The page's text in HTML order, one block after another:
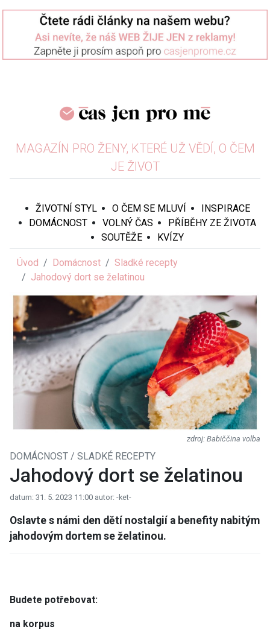
MAGAZÍN PRO ŽENY, KTERÉ UŽ VĚDÍ, O ČEM
JE ŽIVOT
ŽIVOTNÍ STYL O ČEM SE MLUVÍ
INSPIRACE
DOMÁCNOST
VOLNÝ ČAS
PŘÍBĚHY ZE ŽIVOTA
SOUTĚŽE
KVÍZY
Úvod Domácnost
Sladké recepty
Jahodový dort se želatinou
Babiččina volba
DOMÁCNOST / SLADKÉ RECEPTY
Jahodový dort se želatinou
datum: 31. 5. 2023 11:00 autor: -ket-
Oslavte s námi den dětí nostalgií a benefity nabitým
jahodovým dortem se želatinou.
Budete potřebovat:
na korpus